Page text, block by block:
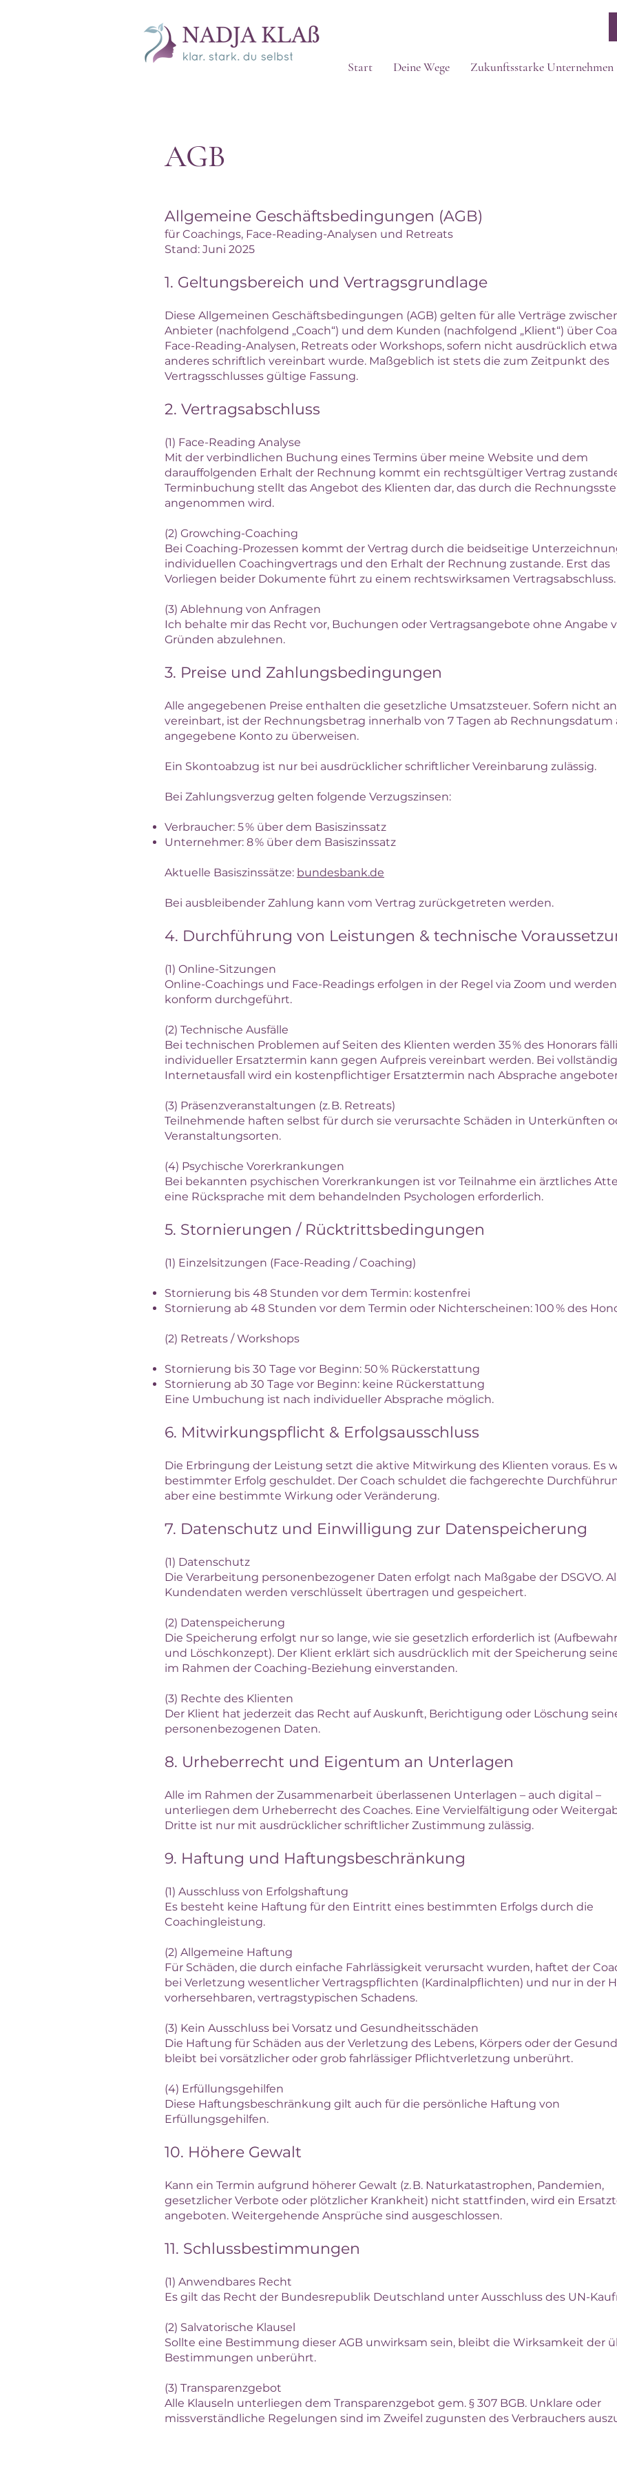
Start Deine Wege Zukunftsstarke Unternehmen
AGB
Allgemeine Geschäftsbedingungen (AGB)
für Coachings, Face-Reading-Analysen und Retreats
Stand: Juni 2025
1. Geltungsbereich und Vertragsgrundlage
Diese Allgemeinen Geschäftsbedingungen (AGB) gelten für alle Verträge
Anbieter (nachfolgend „Coach“) und dem Kunden (nachfolgend „Klient“) über
Face-Reading-Analysen, Retreats oder Workshops, sofern nicht ausdrücklich
anderes schriftlich vereinbart wurde. Maßgeblich ist stets die zum Zeitpunkt des
Vertragsschlusses gültige Fassung.​
2. Vertragsabschluss
(1) Face-Reading Analyse
Mit der verbindlichen Buchung eines Termins über meine Website und dem
darauffolgenden Erhalt der Rechnung kommt ein rechtsgültiger Vertrag
Terminbuchung stellt das Angebot des Klienten dar, das durch die
angenommen wird.
(2) Growching-Coaching
Bei Coaching-Prozessen kommt der Vertrag durch die beidseitige
individuellen Coachingvertrags und den Erhalt der Rechnung zustande. Erst das
Vorliegen beider Dokumente führt zu einem rechtswirksamen Vertragsabschluss.
(3) Ablehnung von Anfragen
Ich behalte mir das Recht vor, Buchungen oder Vertragsangebote ohne Angabe
Gründen abzulehnen.
3. Preise und Zahlungsbedingungen
Alle angegebenen Preise enthalten die gesetzliche Umsatzsteuer. Sofern nicht
vereinbart, ist der Rechnungsbetrag innerhalb von 7 Tagen ab Rechnungsdatum
angegebene Konto zu überweisen.
Ein Skontoabzug ist nur bei ausdrücklicher schriftlicher Vereinbarung zulässig.
Bei Zahlungsverzug gelten folgende Verzugszinsen:
Verbraucher: 5 % über dem Basiszinssatz
Unternehmer: 8 % über dem Basiszinssatz
Aktuelle Basiszinssätze: bundesbank.de
Bei ausbleibender Zahlung kann vom Vertrag zurückgetreten werden.
4. Durchführung von Leistungen & technische
(1) Online-Sitzungen
Online-Coachings und Face-Readings erfolgen in der Regel via Zoom und werden
konform durchgeführt.
(2) Technische Ausfälle
Bei technischen Problemen auf Seiten des Klienten werden 35 % des Honorars
individueller Ersatztermin kann gegen Aufpreis vereinbart werden. Bei
Internetausfall wird ein kostenpflichtiger Ersatztermin nach Absprache
(3) Präsenzveranstaltungen (z. B. Retreats)
Teilnehmende haften selbst für durch sie verursachte Schäden in Unterkünften
Veranstaltungsorten.
(4) Psychische Vorerkrankungen
Bei bekannten psychischen Vorerkrankungen ist vor Teilnahme ein ärztliches
eine Rücksprache mit dem behandelnden Psychologen erforderlich.
5. Stornierungen / Rücktrittsbedingungen
(1) Einzelsitzungen (Face-Reading / Coaching)
Stornierung bis 48 Stunden vor dem Termin: kostenfrei
Stornierung ab 48 Stunden vor dem Termin oder Nichterscheinen: 100 % des
(2) Retreats / Workshops
Stornierung bis 30 Tage vor Beginn: 50 % Rückerstattung
Stornierung ab 30 Tage vor Beginn: keine Rückerstattung
Eine Umbuchung ist nach individueller Absprache möglich.
6. Mitwirkungspflicht & Erfolgsausschluss
Die Erbringung der Leistung setzt die aktive Mitwirkung des Klienten voraus. Es
bestimmter Erfolg geschuldet. Der Coach schuldet die fachgerechte
aber eine bestimmte Wirkung oder Veränderung.
7. Datenschutz und Einwilligung zur Datenspeicherung
(1) Datenschutz
Die Verarbeitung personenbezogener Daten erfolgt nach Maßgabe der DSGVO.
Kundendaten werden verschlüsselt übertragen und gespeichert.
(2) Datenspeicherung
Die Speicherung erfolgt nur so lange, wie sie gesetzlich erforderlich ist
und Löschkonzept). Der Klient erklärt sich ausdrücklich mit der Speicherung
im Rahmen der Coaching-Beziehung einverstanden.
(3) Rechte des Klienten
Der Klient hat jederzeit das Recht auf Auskunft, Berichtigung oder Löschung
personenbezogenen Daten.
8. Urheberrecht und Eigentum an Unterlagen
Alle im Rahmen der Zusammenarbeit überlassenen Unterlagen – auch digital –
unterliegen dem Urheberrecht des Coaches. Eine Vervielfältigung oder
Dritte ist nur mit ausdrücklicher schriftlicher Zustimmung zulässig.
9. Haftung und Haftungsbeschränkung
(1) Ausschluss von Erfolgshaftung
Es besteht keine Haftung für den Eintritt eines bestimmten Erfolgs durch die
Coachingleistung.
(2) Allgemeine Haftung
Für Schäden, die durch einfache Fahrlässigkeit verursacht wurden, haftet der
bei Verletzung wesentlicher Vertragspflichten (Kardinalpflichten) und nur in der
vorhersehbaren, vertragstypischen Schadens.
(3) Kein Ausschluss bei Vorsatz und Gesundheitsschäden
Die Haftung für Schäden aus der Verletzung des Lebens, Körpers oder der
bleibt bei vorsätzlicher oder grob fahrlässiger Pflichtverletzung unberührt.
(4) Erfüllungsgehilfen
Diese Haftungsbeschränkung gilt auch für die persönliche Haftung von
Erfüllungsgehilfen.
10. Höhere Gewalt
Kann ein Termin aufgrund höherer Gewalt (z. B. Naturkatastrophen, Pandemien,
gesetzlicher Verbote oder plötzlicher Krankheit) nicht stattfinden, wird ein
angeboten. Weitergehende Ansprüche sind ausgeschlossen.
11. Schlussbestimmungen
(1) Anwendbares Recht
Es gilt das Recht der Bundesrepublik Deutschland unter Ausschluss des UN-
(2) Salvatorische Klausel
Sollte eine Bestimmung dieser AGB unwirksam sein, bleibt die Wirksamkeit der
Bestimmungen unberührt.
(3) Transparenzgebot
Alle Klauseln unterliegen dem Transparenzgebot gem. § 307 BGB. Unklare oder
missverständliche Regelungen sind im Zweifel zugunsten des Verbrauchers